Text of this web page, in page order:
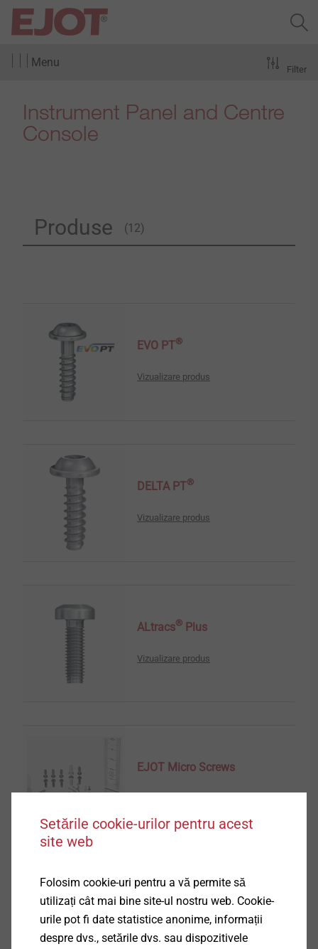
Menu
Instrument Panel and Centre
Console
Produse (12)
Filter
EVO PT®
Vizualizare produs
DELTA PT®
Vizualizare produs
ALtracs® Plus
Vizualizare produs
EJOT Micro Screws
CELL PT®
Vizualizare produs
Setările cookie-urilor pentru acest
site web
Folosim cookie-uri pentru a vă permite să
utilizați cât mai bine site-ul nostru web. Cookie-
urile pot fi date statistice anonime, informații
despre dvs., setările dvs. sau dispozitivele